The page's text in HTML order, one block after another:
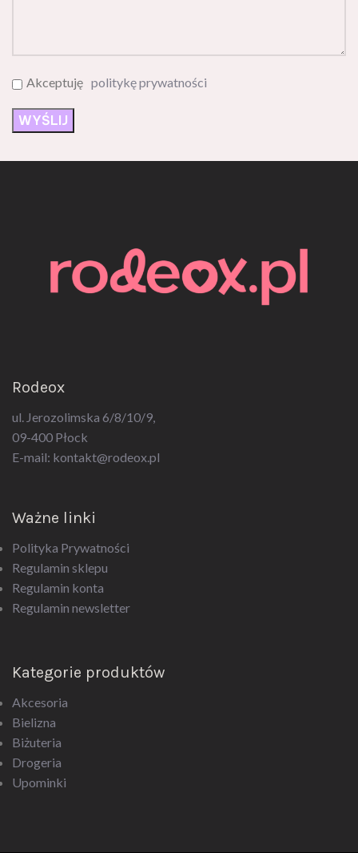
Akceptuję politykę prywatności
Rodeox
ul. Jerozolimska 6/8/10/9,
09-400 Płock
E-mail: kontakt@rodeox.pl
Ważne linki
Polityka Prywatności
Regulamin sklepu
Regulamin konta
Regulamin newsletter
Kategorie produktów
Akcesoria
Bielizna
Biżuteria
Drogeria
Upominki